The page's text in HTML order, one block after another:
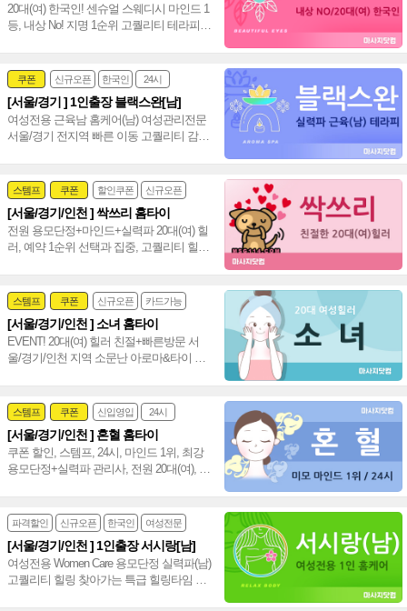
20대(여) 한국인! 센슈얼 스웨디시 마인드 1
등, 내상 No! 지명 1순위 고퀄리티 테라피로
쿠폰 신규오픈 한국인 24시
여성전문
[서울/경기 ] 1인출장 블랙스완[남]
여성전용 근육남 홈케어(남) 여성관리전문
서울/경기 전지역 빠른 이동 고퀄리티 감성
스템프 쿠폰 할인쿠폰 신규오픈
24시 홈케어
[서울/경기/인천 ] 싹쓰리 홈타이
전원 용모단정+마인드+실력파 20대(여) 힐
러, 예약 1순위 선택과 집중, 고퀄리티 힐링
스템프 쿠폰 신규오픈 카드가능
24시 홈케어
[서울/경기/인천 ] 소녀 홈타이
EVENT! 20대(여) 힐러 친절+빠른방문 서
울/경기/인천 지역 소문난 아로마&타이 시
스템프 쿠폰 신입영입 24시
여자힐러 감성전문
[서울/경기/인천 ] 혼혈 홈타이
쿠폰 할인, 스템프, 24시, 마인드 1위, 최강
용모단정+실력파 관리사, 전원 20대(여), 강
파격할인 신규오픈 한국인 여성전문
[서울/경기/인천 ] 1인출장 서시랑[남]
여성전용 Women Care 용모단정 실력파(남)
고퀄리티 힐링 찾아가는 특급 힐링타임 서